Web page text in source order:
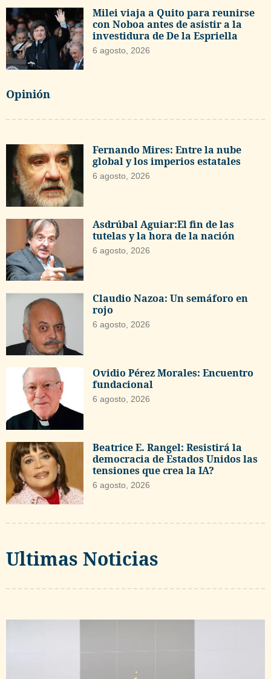
Milei viaja a Quito para reunirse
con Noboa antes de asistir a la
investidura de De la Espriella
6 agosto, 2026
Opinión
Fernando Mires: Entre la nube
global y los imperios estatales
6 agosto, 2026
Asdrúbal Aguiar:El fin de las
tutelas y la hora de la nación
6 agosto, 2026
Claudio Nazoa: Un semáforo en
rojo
6 agosto, 2026
Ovidio Pérez Morales: Encuentro
fundacional
6 agosto, 2026
Beatrice E. Rangel: Resistirá la
democracia de Estados Unidos las
tensiones que crea la IA?
6 agosto, 2026
Ultimas Noticias